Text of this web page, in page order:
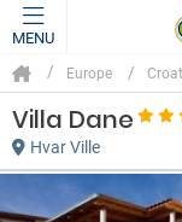
MENU
Europe
Villa Dane
Hvar Ville